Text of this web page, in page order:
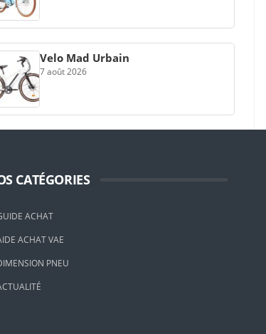
Velo Mad Urbain
7 août 2026
CATÉGORIES
ACHAT
ACHAT VAE
PNEU